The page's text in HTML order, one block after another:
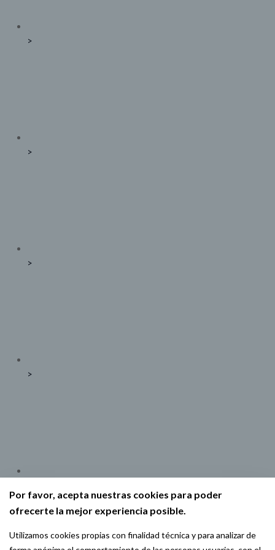
Por favor, acepta nuestras cookies para poder
ofrecerte la mejor experiencia posible.
Utilizamos cookies propias con finalidad técnica y para analizar de
>
>
>
>